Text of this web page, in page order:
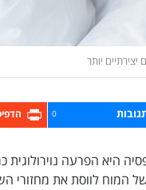
יותר
0
היא הפרעה
המוח לווסת את מחזורי